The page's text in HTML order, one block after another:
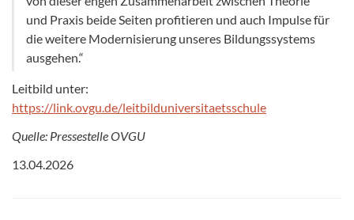
und Praxis beide Seiten profitieren und auch Impulse für
die weitere Modernisierung unseres Bildungssystems
ausgehen.“
Leitbild unter:
https://link.ovgu.de/leitbilduniversitaetsschule
Quelle: Pressestelle OVGU
13.04.2026